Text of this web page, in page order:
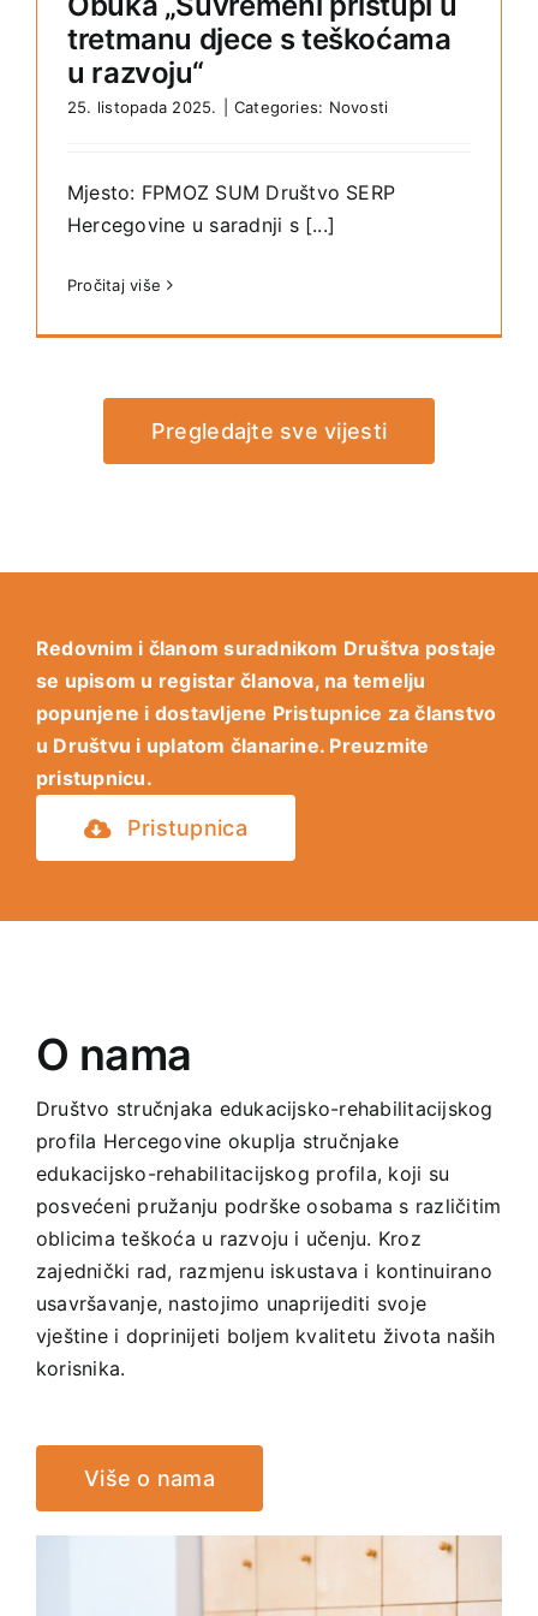
tretmanu djece s teškoćama
u razvoju“
25. listopada 2025. Categories: Novosti
Mjesto: FPMOZ SUM Društvo SERP
Hercegovine u saradnji s [...]
Pročitaj više
Pregledajte sve vijesti
Redovnim i članom suradnikom Društva postaje
se upisom u registar članova, na temelju
popunjene i dostavljene Pristupnice za članstvo
u Društvu i uplatom članarine. Preuzmite
pristupnicu.
Pristupnica
O nama
Društvo stručnjaka edukacijsko-rehabilitacijskog
profila Hercegovine okuplja stručnjake
edukacijsko-rehabilitacijskog profila, koji su
posvećeni pružanju podrške osobama s različitim
oblicima teškoća u razvoju i učenju. Kroz
zajednički rad, razmjenu iskustava i kontinuirano
usavršavanje, nastojimo unaprijediti svoje
vještine i doprinijeti boljem kvalitetu života naših
korisnika.
Više o nama